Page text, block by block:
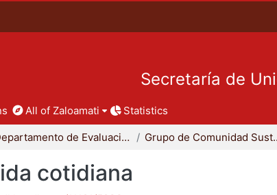
Secretaría de
All of Zaloamati Statistics
Departamento de Evaluación del Diseño en el Tiempo Grupo de
cotidiana